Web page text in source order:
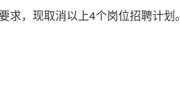
求，现取消以上4个岗位招聘计划。